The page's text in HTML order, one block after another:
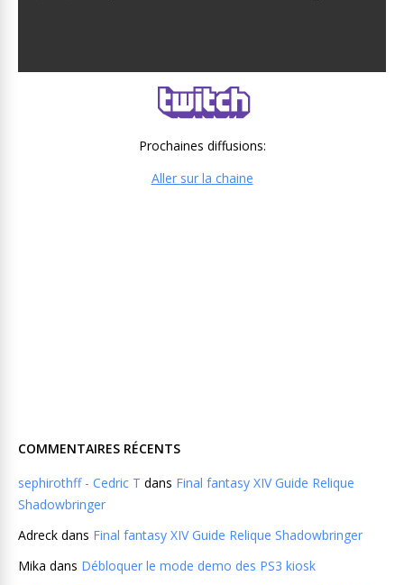
Prochaines diffusions:
Aller sur la chaine
COMMENTAIRES RÉCENTS
sephirothff - Cedric T dans Final fantasy XIV Guide Relique
Shadowbringer
Adreck dans Final fantasy XIV Guide Relique Shadowbringer
Mika dans Débloquer le mode demo des PS3 kiosk